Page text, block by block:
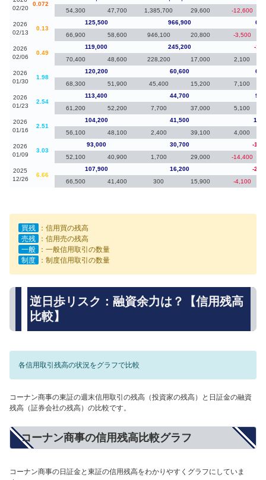
02/20
0.072
54,300
47,700 1,385,700 29,600 -12,600
2026
02/13
0.13
125,500 966,900
66,900
58,600 946,100 20,800 -3,500
2026
02/06
0.49
119,000 245,200
-
70,400
48,600 228,200 17,000 2,100
2026
01/30
1.98
120,200 60,600
68,300
51,900 45,400 15,200 7,100
2026
01/23
2.54
113,400 44,700
61,200
52,200 7,700 37,000 5,100
2026
01/16
2.51
104,200 41,500
56,100
48,100 2,400 39,100 4,000
2026
01/09
3.03
93,000 30,700
-
52,100
40,900 1,700 29,000 -14,400
2025
12/26
6.66
107,900 16,200
-
66,500
41,400 300 15,900 -4,100
買残
：信用買の残高
売残
：信用売の残高
一般
：一般信用取引の数量
制度
：制度信用取引の数量
逆日歩リスク：融資余力は？【信用残高
比較】
各信用取引残高の状況をグラフで比較
コーナン商事の東証の週末信用取引の残高（投資家の残高）と日証金の融資
残高（証券会社の残高）の比較です。
コーナン商事の信用残高比較グラフ
コーナン商事の日証金と東証の信用残高をわかりやすくグラフにしていま